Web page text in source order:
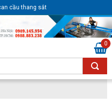
cầu thang sắt
0